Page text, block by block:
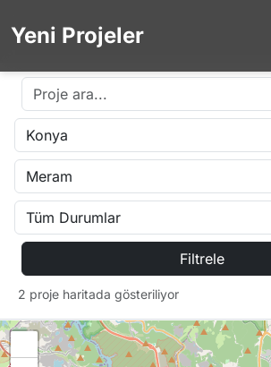
Yeni Projeler
Filtrele
2 proje haritada gösteriliyor